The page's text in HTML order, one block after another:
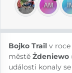
Bojko Trail v roce
městě Żdeniewo
události konaly